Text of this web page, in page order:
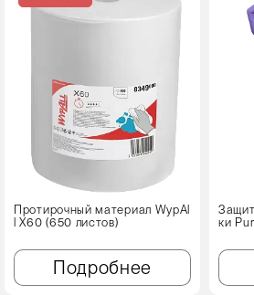
Протирочный материал WypAl
l X60 (650 листов)
Подробнее
ки